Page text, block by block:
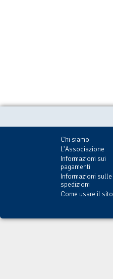
Chi siamo
L'Associazione
Informazioni sui
pagamenti
Informazioni sulle
spedizioni
Come usare il sito